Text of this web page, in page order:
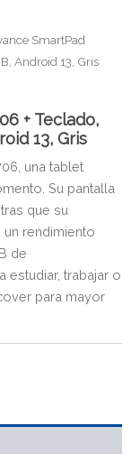
SmartPad
Android 13, Gris
+ Teclado,
13, Gris
una tablet
Su pantalla
que su
un rendimiento
de
estudiar, trabajar o
para mayor